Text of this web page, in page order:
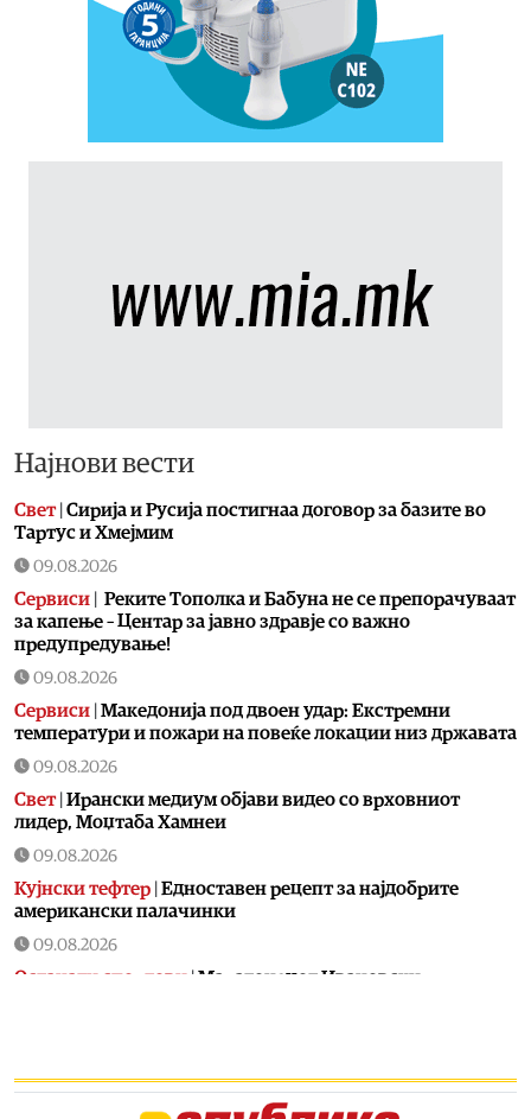
Најнови вести
Свет| Сирија и Русија постигнаа договор за базите во
Тартус и Хмејмим
09.08.2026
Сервиси
Реките Тополка и Бабуна не се препорачуваат
за капење – Центар за јавно здравје со важно
предупредување!
09.08.2026
Сервиси Македонија под двоен удар: Екстремни
температури и пожари на повеќе локации низ државата
09.08.2026
Свет| Ирански медиум објави видео со врховниот
лидер, Моџтаба Хамнеи
09.08.2026
Кујнски тефтер Едноставен рецепт за најдобрите
американски палачинки
09.08.2026
Останати спортови |Маратонецот Ивановски
Европа